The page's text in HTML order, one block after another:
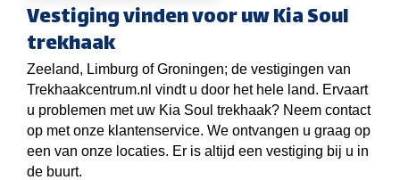
Vestiging vinden voor uw Kia Soul
trekhaak
Zeeland, Limburg of Groningen; de vestigingen van
Trekhaakcentrum.nl vindt u door het hele land. Ervaart
u problemen met uw Kia Soul trekhaak? Neem contact
op met onze klantenservice. We ontvangen u graag op
een van onze locaties. Er is altijd een vestiging bij u in
de buurt.